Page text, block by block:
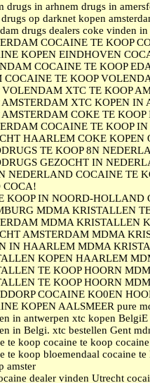
drugs in arhnem drugs in
op darknet kopen
drugs dealers coke vinden
COCAINE TE KOOP
KOPEN EINDHOVEN
COCAINE TE KOOP
COCAINE TE KOOP
VOLENDAM XTC TE KOOP
AMSTERDAM XTC KOPEN
AMSTERDAM COKE TE
COCAINE TE KOOP
HAARLEM COKE
TE KOOP 8N
GEZOCHT IN
NEDERLAND COCAINE TE
COCA!
KOOP IN NOORD-HOLLAND
MDMA KRISTALLEN
MDMA KRISTALLEN
AMSTERDAM MDMA
IN HAARLEM MDMA
KOPEN HAARLEM
TE KOOP HOORN
TE KOOP HOORN
COCAINE KO0EN
KOPEN AALSMEER pure
in antwerpen xtc kopen
in Belgi. xtc bestellen Gent
te koop cocaine te koop
te koop bloemendaal cocaine
amster
dealer vinden Utrecht